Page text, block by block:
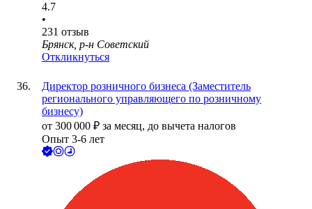
4.7
•
231 отзыв
Брянск, р-н Советский
Откликнуться
Директор розничного бизнеса (Заместитель
регионального управляющего по розничному
бизнесу)
от 300 000 ₽ за месяц, до вычета налогов
Опыт 3-6 лет